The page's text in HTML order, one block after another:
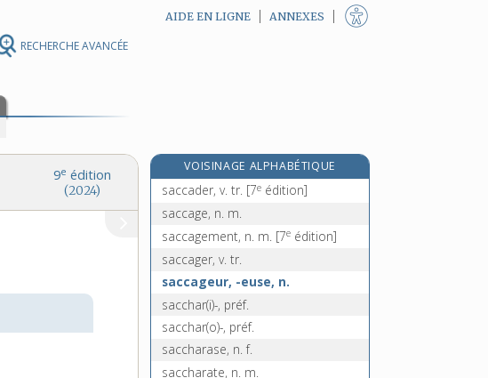
RECHERCHE AVANCÉE
AIDE EN LIGNE ANNEXES
9e édition
(2024)
VOISINAGE ALPHABÉTIQUE
saccadé, -ée, adj.
saccader, v. tr. [7e édition]
saccage, n. m.
saccagement, n. m. [7e édition]
saccager, v. tr.
saccageur, -euse, n.
sacchar(i)-, préf.
sacchar(o)-, préf.
saccharase, n. f.
saccharate, n. m.